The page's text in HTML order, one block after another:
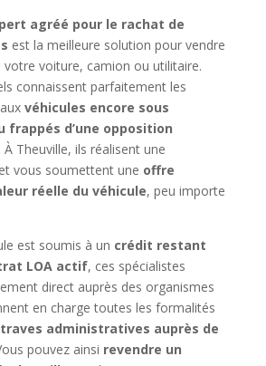
agréé pour le rachat de
est la meilleure solution pour vendre
voiture, camion ou utilitaire.
connaissent parfaitement les
véhicules encore sous
frappés d’une opposition
. À Theuville, ils réalisent une
vous soumettent une offre
réelle du véhicule, peu importe
est soumis à un crédit restant
LOA actif, ces spécialistes
direct auprès des organismes
en charge toutes les formalités
administratives auprès de
pouvez ainsi revendre un